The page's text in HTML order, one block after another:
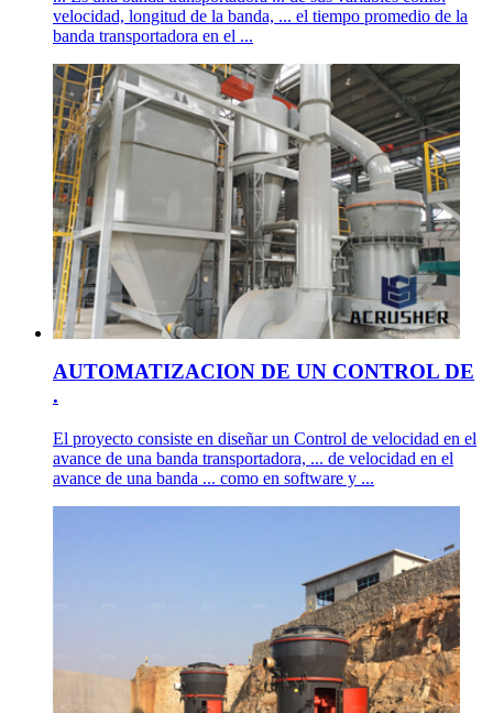
velocidad, longitud de la banda, ... el tiempo promedio de la
banda transportadora en el ...
AUTOMATIZACION DE UN CONTROL DE
.
El proyecto consiste en diseñar un Control de velocidad en el
avance de una banda transportadora, ... de velocidad en el
avance de una banda ... como en software y ...